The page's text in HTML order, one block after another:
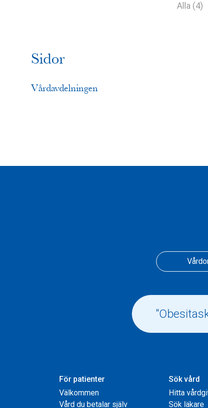
Alla (4)
Sidor
Vårdavdelningen
För patienter
Välkommen
Vård du betalar själv
Sök vård
Hitta
Sök läkare